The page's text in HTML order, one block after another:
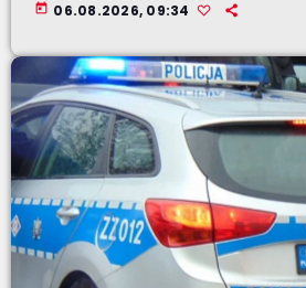
today 06.08.2026, 09:34